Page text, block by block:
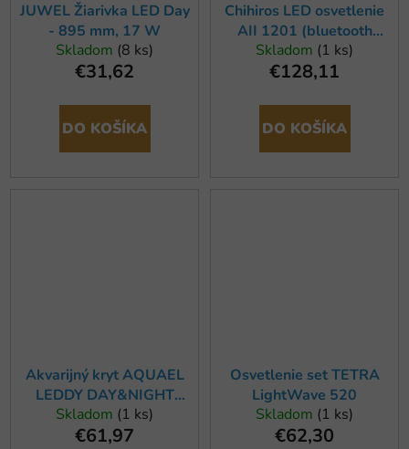
JUWEL Žiarivka LED Day
- 895 mm, 17 W
Skladom (8 ks)
€31,62
DO KOŠÍKA
Chihiros LED osvetlenie
AII 1201 (bluetooth
ovládač)
Skladom (1 ks)
€128,11
DO KOŠÍKA
Akvarijný kryt AQUAEL
LEDDY DAY&NIGHT
75x35, biely
Skladom (1 ks)
€61,97
Osvetlenie set TETRA
LightWave 520
Skladom (1 ks)
€62,30